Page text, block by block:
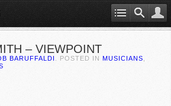
– VIEWPOINT
BARUFFALDI . POSTED IN MUSICIANS